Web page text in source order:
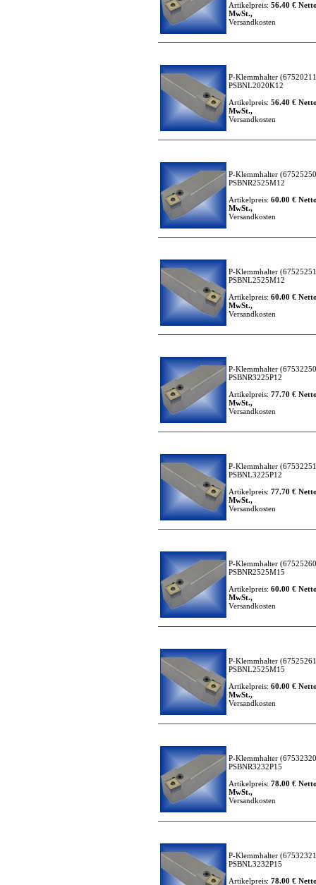
Artikelpreis: 56.40 €
MwSt.,
Versandkosten
P-Klemmhalter
PSBNL2020K12
Artikelpreis: 56.40 €
MwSt.,
Versandkosten
P-Klemmhalter
PSBNR2525M12
Artikelpreis: 60.00 €
MwSt.,
Versandkosten
P-Klemmhalter
PSBNL2525M12
Artikelpreis: 60.00 €
MwSt.,
Versandkosten
P-Klemmhalter
PSBNR3225P12
Artikelpreis: 77.70 €
MwSt.,
Versandkosten
P-Klemmhalter
PSBNL3225P12
Artikelpreis: 77.70 €
MwSt.,
Versandkosten
P-Klemmhalter
PSBNR2525M15
Artikelpreis: 60.00 €
MwSt.,
Versandkosten
P-Klemmhalter
PSBNL2525M15
Artikelpreis: 60.00 €
MwSt.,
Versandkosten
P-Klemmhalter
PSBNR3232P15
Artikelpreis: 78.00 €
MwSt.,
Versandkosten
P-Klemmhalter
PSBNL3232P15
Artikelpreis: 78.00 €